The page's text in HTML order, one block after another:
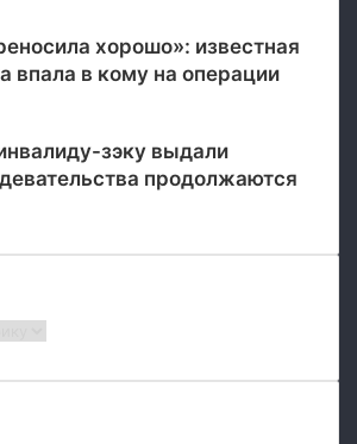
хорошо»: известная
впала в кому на операции
зэку выдали
продолжаются